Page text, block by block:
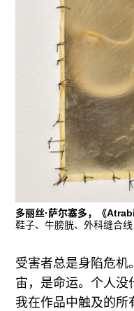
多丽丝·萨尔塞多，《
鞋子、牛膀胱、外科缝合线.
受害者总是身陷危机
宙，是命运。个人没
我在作品中触及的所